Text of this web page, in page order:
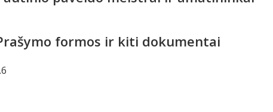
formos ir kiti dokumentai